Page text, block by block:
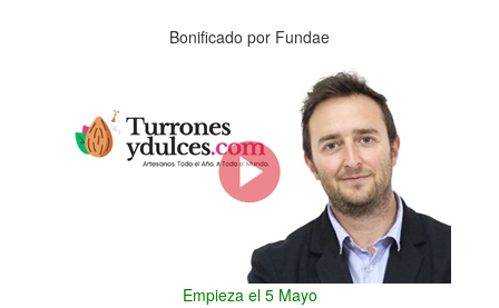
Bonificado por Fundae
Empieza el 5 Mayo